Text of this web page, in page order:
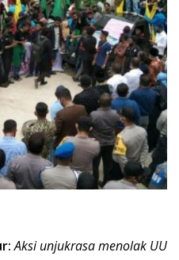
Aksi unjukrasa menolak UU